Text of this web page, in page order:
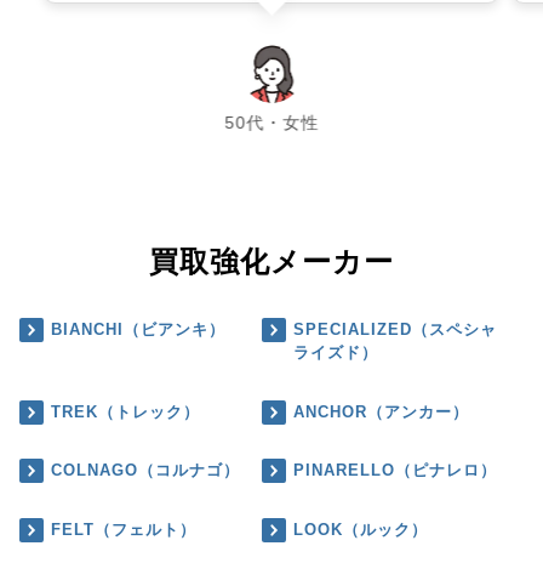
50代・女性
chevron_left chevron_right
買取強化メーカー
BIANCHI（ビアンキ）
SPECIALIZED（スペシャ
ライズド）
TREK（トレック） ANCHOR（アンカー）
COLNAGO（コルナゴ） PINARELLO（ピナレロ）
FELT（フェルト） LOOK（ルック）